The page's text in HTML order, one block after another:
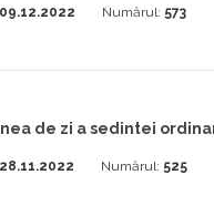
09.12.2022 Numărul: 573
de zi a sedintei
28.11.2022 Numărul: 525